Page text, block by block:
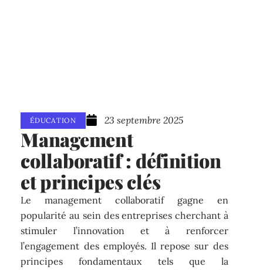
ÉDUCATION 23 septembre 2025
Management
collaboratif : définition
et principes clés
Le management collaboratif gagne en
popularité au sein des entreprises cherchant à
stimuler l’innovation et à renforcer
l’engagement des employés. Il repose sur des
principes fondamentaux tels que la